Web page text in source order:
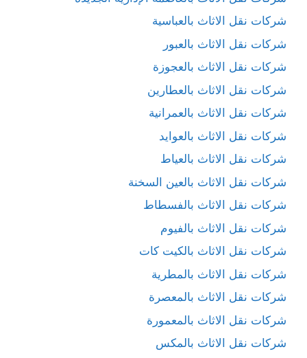
شركات نقل الاثاث بالعباسية
شركات نقل الاثاث بالعبور
شركات نقل الاثاث بالعجوزة
شركات نقل الاثاث بالعطارين
شركات نقل الاثاث بالعمرانية
شركات نقل الاثاث بالعوايد
شركات نقل الاثاث بالعياط
شركات نقل الاثاث بالعين السخنة
شركات نقل الاثاث بالفسطاط
شركات نقل الاثاث بالفيوم
شركات نقل الاثاث بالكيت كات
شركات نقل الاثاث بالمطرية
شركات نقل الاثاث بالمعصرة
شركات نقل الاثاث بالمعمورة
شركات نقل الاثاث بالمكس